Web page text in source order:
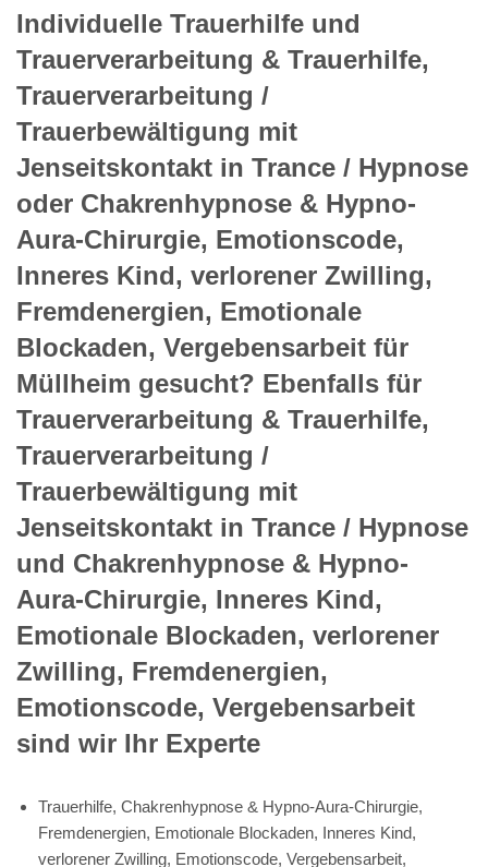
Individuelle Trauerhilfe und
Trauerverarbeitung & Trauerhilfe,
Trauerverarbeitung /
Trauerbewältigung mit
Jenseitskontakt in Trance / Hypnose
oder Chakrenhypnose & Hypno-
Aura-Chirurgie, Emotionscode,
Inneres Kind, verlorener Zwilling,
Fremdenergien, Emotionale
Blockaden, Vergebensarbeit für
Müllheim gesucht? Ebenfalls für
Trauerverarbeitung & Trauerhilfe,
Trauerverarbeitung /
Trauerbewältigung mit
Jenseitskontakt in Trance / Hypnose
und Chakrenhypnose & Hypno-
Aura-Chirurgie, Inneres Kind,
Emotionale Blockaden, verlorener
Zwilling, Fremdenergien,
Emotionscode, Vergebensarbeit
sind wir Ihr Experte
Trauerhilfe, Chakrenhypnose & Hypno-Aura-Chirurgie,
Fremdenergien, Emotionale Blockaden, Inneres Kind,
verlorener Zwilling, Emotionscode, Vergebensarbeit,